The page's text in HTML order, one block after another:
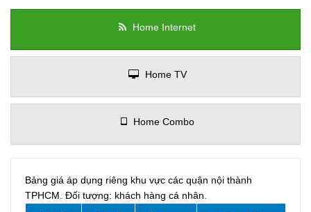
Home Internet
Home TV
Home Combo
Bảng giá áp dụng riêng khu vực các quận nội thành
TPHCM. Đối tượng: khách hàng cá nhân.